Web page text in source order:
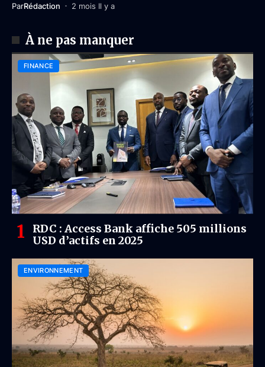
ParRédaction 2 mois Il y a
À ne pas manquer
FINANCE
RDC : Access Bank affiche 505 millions
USD d’actifs en 2025
ENVIRONNEMENT